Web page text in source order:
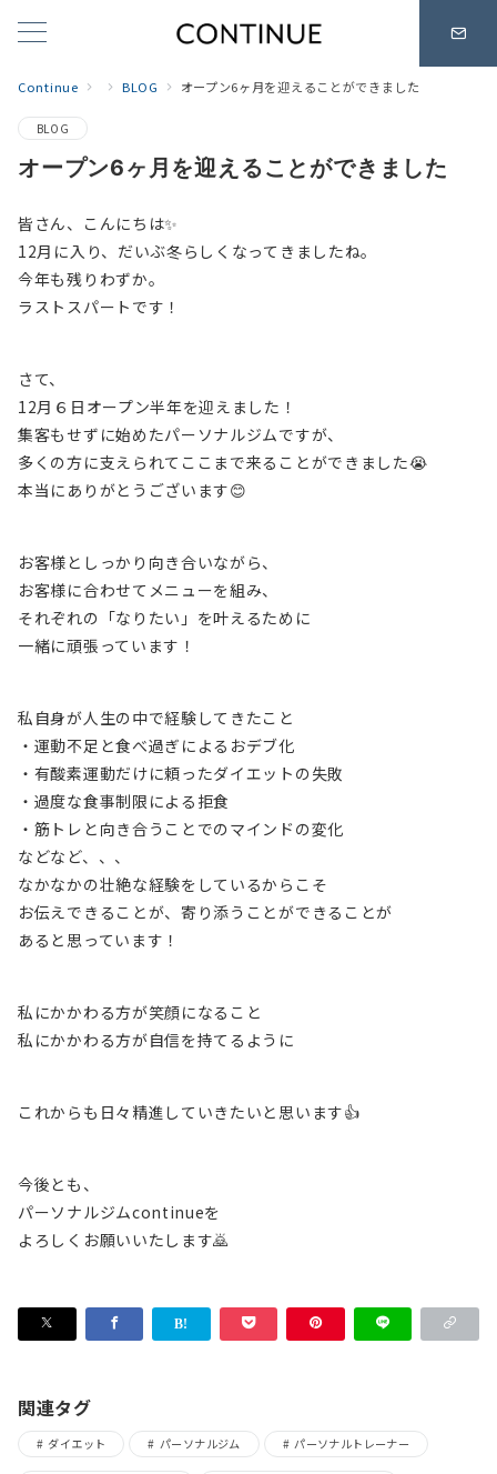
Continue BLOG オープン6ヶ月を迎えることができました
BLOG
オープン6ヶ月を迎えることができました
皆さん、こんにちは✨
12月に入り、だいぶ冬らしくなってきましたね。
今年も残りわずか。
ラストスパートです！
さて、
12月６日オープン半年を迎えました！
集客もせずに始めたパーソナルジムですが、
多くの方に支えられてここまで来ることができました😭
本当にありがとうございます😊
お客様としっかり向き合いながら、
お客様に合わせてメニューを組み、
それぞれの「なりたい」を叶えるために
一緒に頑張っています！
私自身が人生の中で経験してきたこと
・運動不足と食べ過ぎによるおデブ化
・有酸素運動だけに頼ったダイエットの失敗
・過度な食事制限による拒食
・筋トレと向き合うことでのマインドの変化
などなど、、、
なかなかの壮絶な経験をしているからこそ
お伝えできることが、寄り添うことができることが
あると思っています！
私にかかわる方が笑顔になること
私にかかわる方が自信を持てるように
これからも日々精進していきたいと思います👍
今後とも、
パーソナルジムcontinueを
よろしくお願いいたします🙇
関連タグ
ダイエット パーソナルジム パーソナルトレーナー